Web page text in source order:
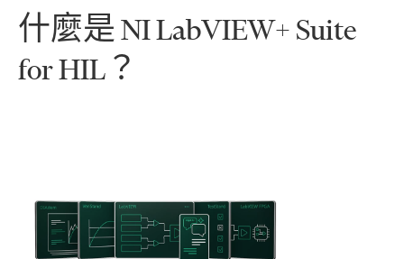
什麼是 NI LabVIEW+ Suite
for HIL？